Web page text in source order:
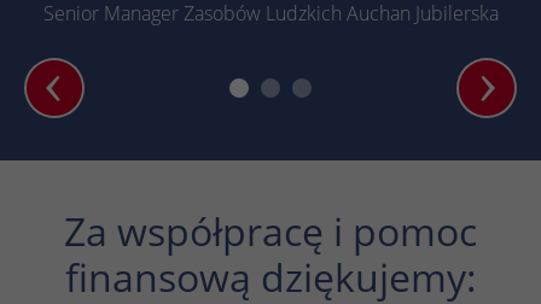
Senior Manager Zasobów Ludzkich Auchan Jubilerska
Za współpracę i pomoc
finansową dziękujemy: